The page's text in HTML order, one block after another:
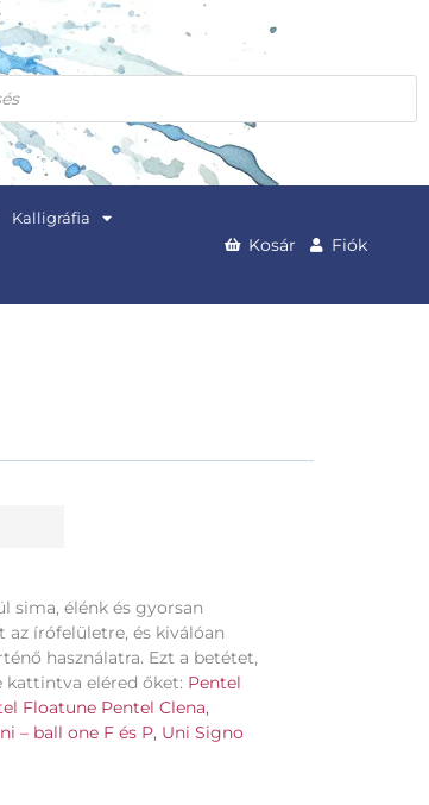
Kalligráfia
Kosár Fiók
sima, élénk és gyorsan
az írófelületre, és kiválóan
használatra. Ezt a betétet,
kattintva eléred őket: Pentel
Floatune Pentel Clena,
– ball one F és P, Uni Signo